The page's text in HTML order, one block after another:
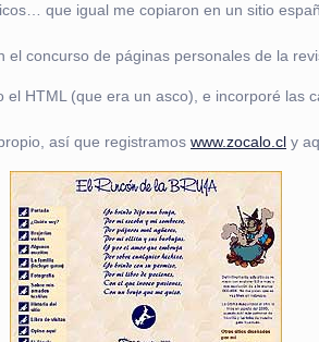
que igual me copiaron en un sitio
concurso de páginas personales de la
HTML (que era un asco), e incorporé las
así que registramos www.zocalo.cl y